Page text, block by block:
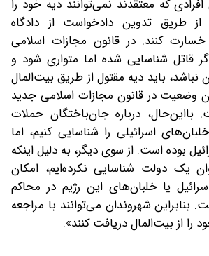
که معتقدند نمی‌توانند دیه خود را
از طریق تدوین دادخواست از دادگاه
کنند. در قانون مجازات اسلامی
قاتل شناسایی شده اما متواری شود و
باید دیه مقتول از طریق بیت‌المال
وضعیت در قانون مجازات اسلامی جدید
درباره جان‌باختگان حملات
اسرائیلی را شناسایی کنیم، اما
بوده است. از سوی دیگر، به دلیل اینکه
یک دولت شناسایی نکرده‌ایم، امکان
یا خلبان‌های این رژیم در محاکم
بنابراین شهروندان می‌توانند با مراجعه
را از بیت‌المال دریافت کنند».